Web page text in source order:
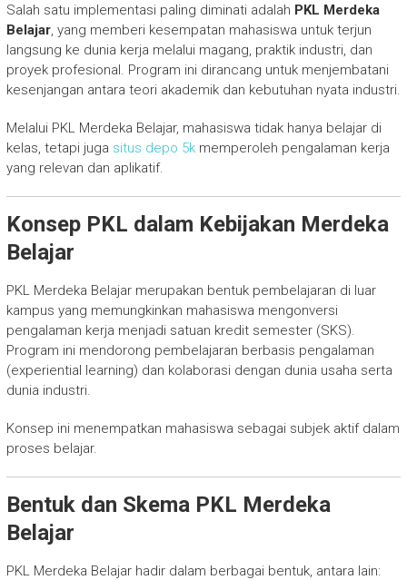
Salah satu implementasi paling diminati adalah PKL Merdeka
Belajar, yang memberi kesempatan mahasiswa untuk terjun
langsung ke dunia kerja melalui magang, praktik industri, dan
proyek profesional. Program ini dirancang untuk menjembatani
kesenjangan antara teori akademik dan kebutuhan nyata industri.
Melalui PKL Merdeka Belajar, mahasiswa tidak hanya belajar di
kelas, tetapi juga situs depo 5kmemperoleh pengalaman kerja
yang relevan dan aplikatif.
Konsep PKL dalam Kebijakan Merdeka
Belajar
PKL Merdeka Belajar merupakan bentuk pembelajaran di luar
kampus yang memungkinkan mahasiswa mengonversi
pengalaman kerja menjadi satuan kredit semester (SKS).
Program ini mendorong pembelajaran berbasis pengalaman
(experiential learning) dan kolaborasi dengan dunia usaha serta
dunia industri.
Konsep ini menempatkan mahasiswa sebagai subjek aktif dalam
proses belajar.
Bentuk dan Skema PKL Merdeka
Belajar
PKL Merdeka Belajar hadir dalam berbagai bentuk, antara lain: